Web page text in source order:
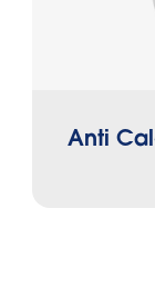
Anti